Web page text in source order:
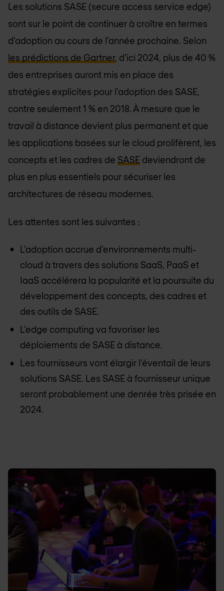
Les solutions SASE (secure access service edge)
sont sur le point de continuer à croître en termes
d'adoption au cours de l'année prochaine. Selon
les prédictions de Gartner, d'ici 2024, plus de 40 %
des entreprises auront mis en place des
stratégies explicites pour l'adoption des SASE,
contre seulement 1 % en 2018. À mesure que le
travail à distance devient plus permanent et que
les applications basées sur le cloud prolifèrent, les
concepts et les cadres de SASE deviendront de
plus en plus essentiels pour sécuriser les
architectures de réseau modernes.
Les attentes sont les suivantes :
L'adoption accrue d'environnements multi-
cloud à travers des solutions SaaS, PaaS et
IaaS accélérera la popularité et la poursuite du
développement des concepts, des cadres et
des outils de SASE.
L'edge computing va favoriser les
déploiements de SASE à distance.
Les fournisseurs vont élargir l'éventail de leurs
solutions SASE. Les SASE à fournisseur unique
seront probablement une denrée très prisée en
2024.